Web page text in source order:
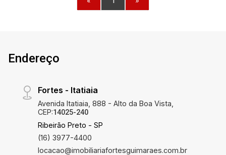
Endereço
Fortes - Itatiaia
Avenida Itatiaia, 888 - Alto da Boa Vista,
CEP:14025-240
Ribeirão Preto - SP
(16) 3977-4400
locacao@imobiliariafortesguimaraes.com.br